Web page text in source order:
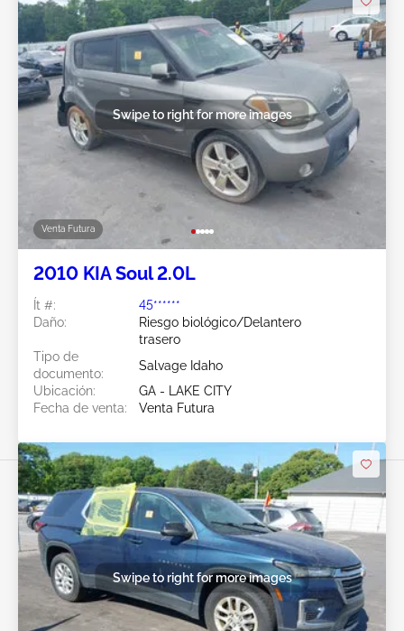
Venta Futura
Swipe to right for more images
2010 KIA Soul 2.0L
Ít #:
45******
Daño:
Riesgo biológico/Delantero
trasero
Tipo de
documento:
Salvage Idaho
Ubicación:
GA - LAKE CITY
Fecha de venta:
Venta Futura
Swipe to right for more images